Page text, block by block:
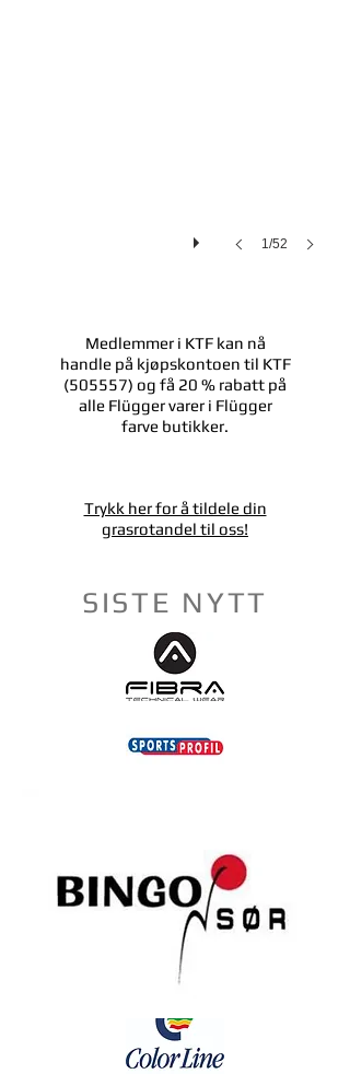
1/52
Medlemmer i KTF kan nå
handle på kjøpskontoen til KTF
(505557) og få 20 % rabatt på
alle Flügger varer i Flügger
farve butikker.
Trykk her for å tildele din
grasrotandel til oss!
SISTE NYTT